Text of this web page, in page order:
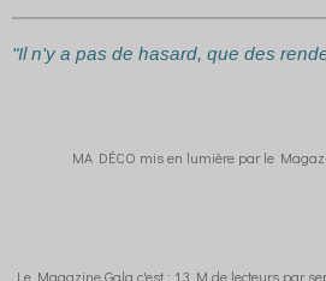
"Il n'y a pas de hasard, que des
MA DÉCO mis en lumière par le
Le Magazine Gala c'est : 1,3 M de lecteurs par